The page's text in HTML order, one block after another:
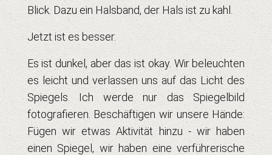
Blick. Dazu ein Halsband, der Hals ist zu kahl.
Jetzt ist es besser.
Es ist dunkel, aber das ist okay. Wir beleuchten
es leicht und verlassen uns auf das Licht des
Spiegels. Ich werde nur das Spiegelbild
fotografieren. Beschäftigen wir unsere Hände:
Fügen wir etwas Aktivität hinzu - wir haben
einen Spiegel, wir haben eine verführerische